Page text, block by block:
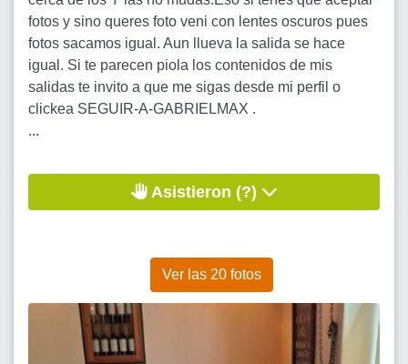
fotos y sino queres foto veni con lentes oscuros pues
fotos sacamos igual. Aun llueva la salida se hace
igual. Si te parecen piola los contenidos de mis
salidas te invito a que me sigas desde mi perfil o
clickea SEGUIR-A-GABRIELMAX .
...
Asistieron (?)
Ver las 20 fotos